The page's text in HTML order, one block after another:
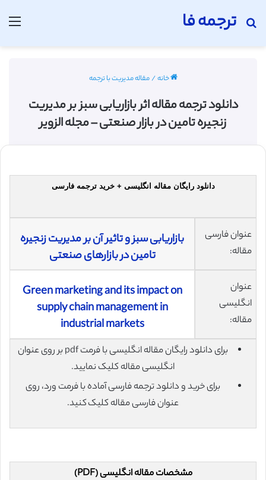
ترجمه فا
جستجو برای
خانه/مقاله مدیریت با ترجمه
دانلود ترجمه مقاله اثر بازاریابی سبز بر مدیریت
زنجیره تامین در بازار صنعتی – مجله الزویر
دانلود رایگان مقاله انگلیسی + خرید ترجمه فارسی
عنوان فارسی
مقاله:
بازاریابی سبز و تاثیر آن بر مدیریت زنجیره
تامین در بازارهای صنعتی
عنوان
انگلیسی
مقاله:
Green marketing and its impact on
supply chain management in
industrial markets
برای دانلود رایگان مقاله انگلیسی با فرمت pdf بر روی عنوان
انگلیسی مقاله کلیک نمایید.
برای خرید و دانلود ترجمه فارسی آماده با فرمت ورد، روی
عنوان فارسی مقاله کلیک کنید.
مشخصات مقاله انگلیسی (PDF)